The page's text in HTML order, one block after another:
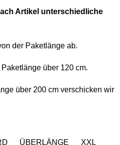
Artikel unterschiedliche
der Paketlänge ab.
über 120 cm.
über 200 cm verschicken wir
ÜBERLÄNGE XXL